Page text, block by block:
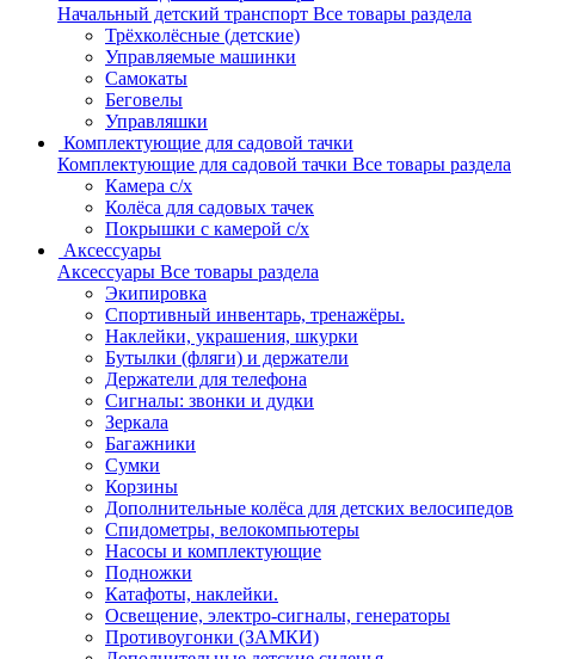
Начальный детский транспорт Все товары раздела
Трёхколёсные (детские)
Управляемые машинки
Самокаты
Беговелы
Управляшки
Комплектующие для садовой тачки
Комплектующие для садовой тачки Все товары раздела
Камера с/х
Колёса для садовых тачек
Покрышки с камерой с/х
Аксессуары
Аксессуары Все товары раздела
Экипировка
Спортивный инвентарь, тренажёры.
Наклейки, украшения, шкурки
Бутылки (фляги) и держатели
Держатели для телефона
Сигналы: звонки и дудки
Зеркала
Багажники
Сумки
Корзины
Дополнительные колёса для детских велосипедов
Спидометры, велокомпьютеры
Насосы и комплектующие
Подножки
Катафоты, наклейки.
Освещение, электро-сигналы, генераторы
Противоугонки (ЗАМКИ)